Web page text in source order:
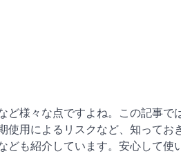
ど様々な点ですよね。この記事で
用によるリスクなど、知ってお
も紹介しています。安心して使